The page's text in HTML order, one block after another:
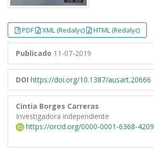
PDF XML (Redalyc) HTML (Redalyc)
Publicado 11-07-2019
DOI https://doi.org/10.1387/ausart.20666
Cintia Borges Carreras
Investigadora independiente
https://orcid.org/0000-0001-6368-4209